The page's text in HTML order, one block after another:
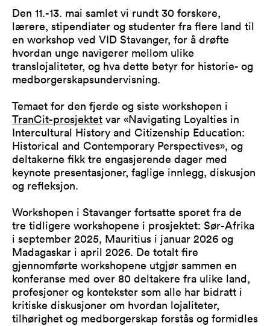
Den 11.-13. mai samlet vi rundt 30 forskere,
lærere, stipendiater og studenter fra flere land til
en workshop ved VID Stavanger, for å drøfte
hvordan unge navigerer mellom ulike
translojaliteter, og hva dette betyr for historie- og
medborgerskapsundervisning.
Temaet for den fjerde og siste workshopen i
TranCit-prosjektet var «Navigating Loyalties in
Intercultural History and Citizenship Education:
Historical and Contemporary Perspectives», og
deltakerne fikk tre engasjerende dager med
keynote presentasjoner, faglige innlegg, diskusjon
og refleksjon.
Workshopen i Stavanger fortsatte sporet fra de
tre tidligere workshopene i prosjektet: Sør-Afrika
i september 2025, Mauritius i januar 2026 og
Madagaskar i april 2026. De totalt fire
gjennomførte workshopene utgjør sammen en
konferanse med over 80 deltakere fra ulike land,
profesjoner og kontekster som alle har bidratt i
kritiske diskusjoner om hvordan lojaliteter,
tilhørighet og medborgerskap forstås og formidles